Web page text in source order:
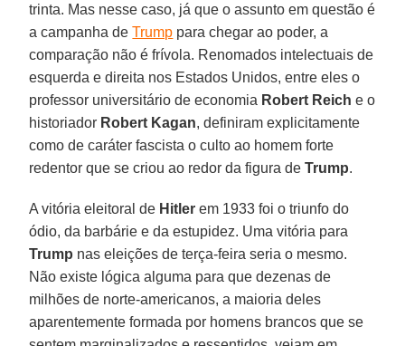
trinta. Mas nesse caso, já que o assunto em questão é
a campanha deTrump para chegar ao poder, a
comparação não é frívola. Renomados intelectuais de
esquerda e direita nos Estados Unidos, entre eles o
professor universitário de economia Robert Reich e o
historiador Robert Kagan, definiram explicitamente
como de caráter fascista o culto ao homem forte
redentor que se criou ao redor da figura deTrump.
A vitória eleitoral de Hitler em 1933 foi o triunfo do
ódio, da barbárie e da estupidez. Uma vitória para
Trump nas eleições de terça-feira seria o mesmo.
Não existe lógica alguma para que dezenas de
milhões de norte-americanos, a maioria deles
aparentemente formada por homens brancos que se